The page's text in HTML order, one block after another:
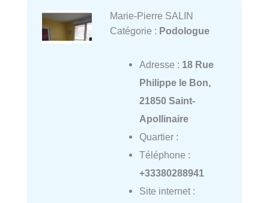
Marie-Pierre SALIN
Catégorie : Podologue
Adresse : 18 Rue
Philippe le Bon,
21850 Saint-
Apollinaire
Quartier :
Téléphone :
+33380288941
Site internet :